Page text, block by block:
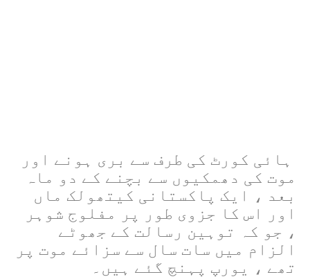
ہائی کورٹ کی طرف سے بری ہونے اور
موت کی دھمکیوں سے بچنے کے دو ماہ
بعد ، ایک پاکستانی کیتھولک ماں
اور اس کا جزوی طور پر مفلوج شوہر
، جو کہ توہین رسالت کے جھوٹے
الزام میں سات سال سے سزائے موت پر
تھے ، یورپ پہنچ گئے ہیں۔